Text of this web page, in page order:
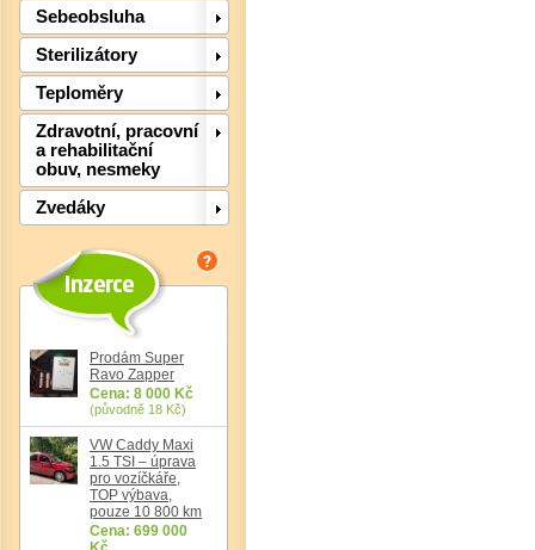
Sebeobsluha
Sterilizátory
Teploměry
Zdravotní, pracovní
a rehabilitační
obuv, nesmeky
Zvedáky
Prodám Super
Ravo Zapper
Cena: 8 000 Kč
(původně 18 Kč)
VW Caddy Maxi
1.5 TSI – úprava
pro vozíčkáře,
TOP výbava,
pouze 10 800 km
Cena: 699 000